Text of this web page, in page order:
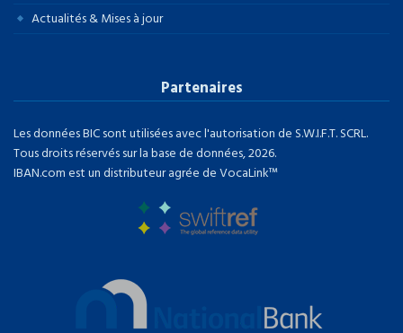
Actualités & Mises à jour
Partenaires
Les données BIC sont utilisées avec l'autorisation de S.W.I.F.T. SCRL.
Tous droits réservés sur la base de données, 2026.
IBAN.com est un distributeur agrée de VocaLink™